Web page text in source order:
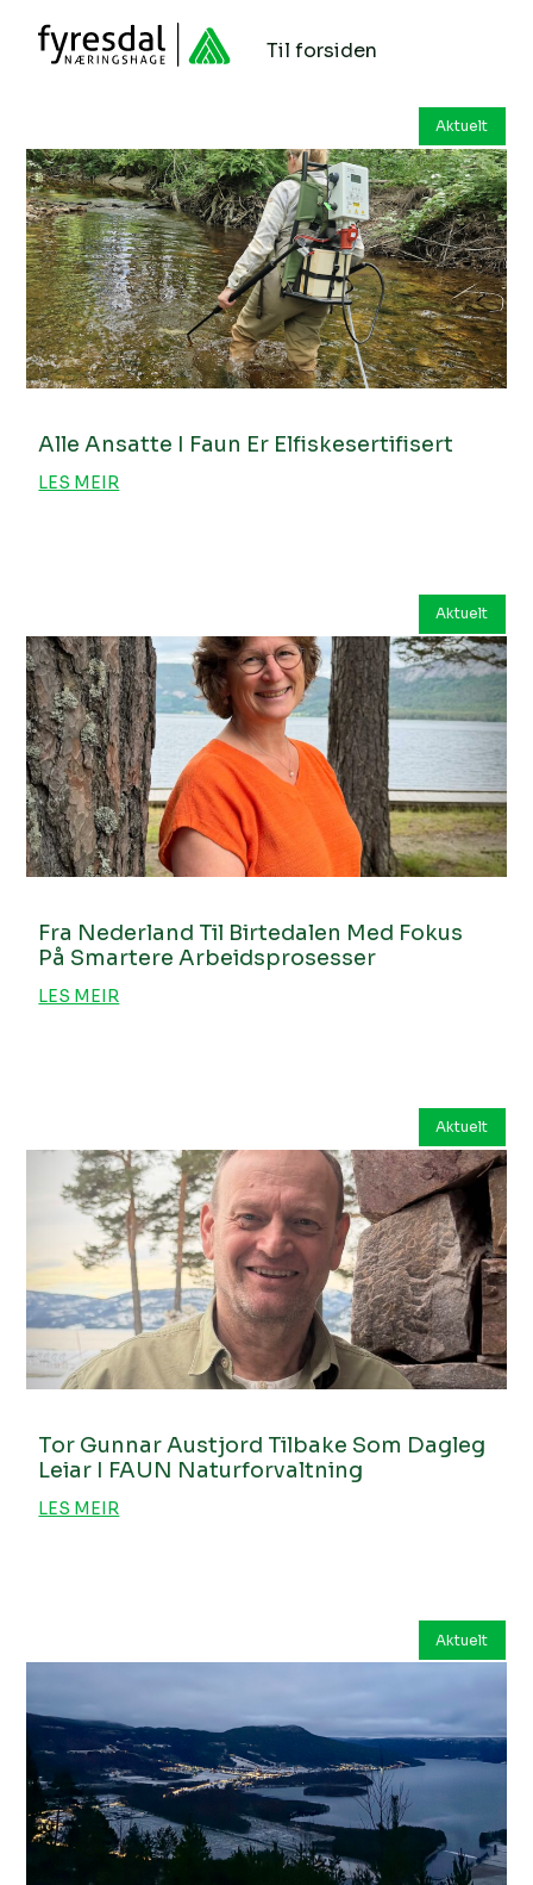
Til forsiden
Aktuelt
Alle Ansatte I Faun Er Elfiskesertifisert
LES MEIR
Aktuelt
Fra Nederland Til Birtedalen Med Fokus
På Smartere Arbeidsprosesser
LES MEIR
Aktuelt
Tor Gunnar Austjord Tilbake Som Dagleg
Leiar I FAUN Naturforvaltning
LES MEIR
Aktuelt